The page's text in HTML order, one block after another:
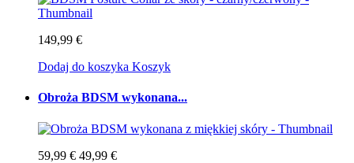
149,99 €
Dodaj do koszyka Koszyk
Obroża BDSM wykonana...
59,99 € 49,99 €